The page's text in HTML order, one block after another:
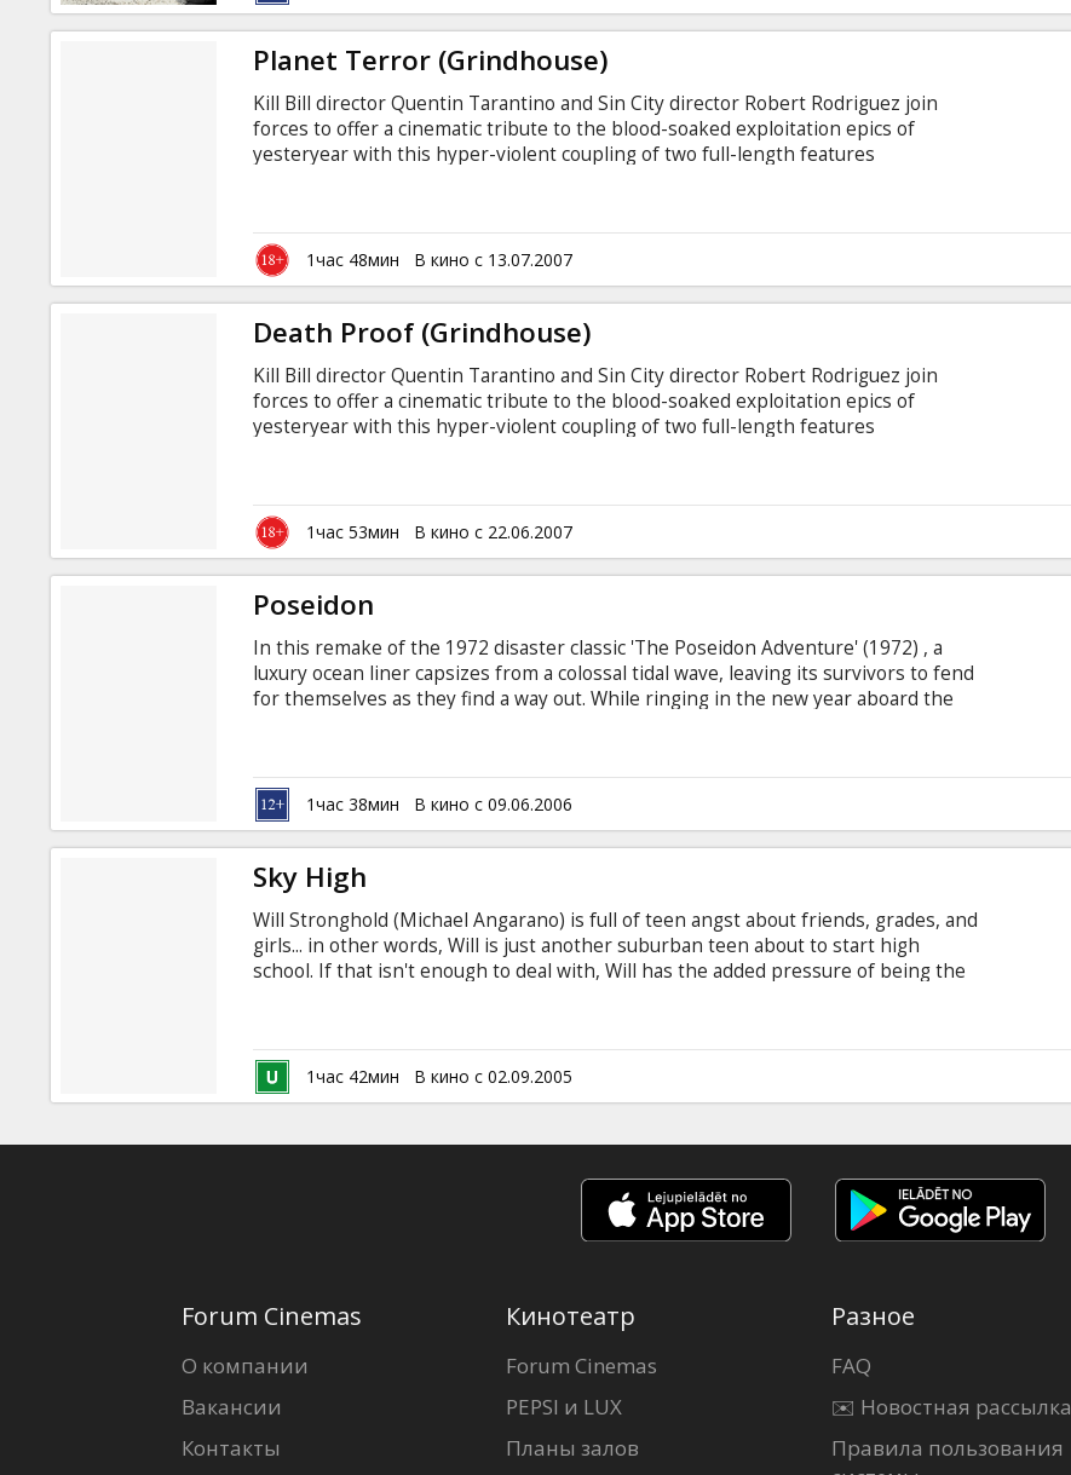
Planet Terror (Grindhouse)
Kill Bill director Quentin Tarantino and Sin City director Robert Rodriguez join
forces to offer a cinematic tribute to the blood-soaked exploitation epics of
yesteryear with this hyper-violent coupling of two full-length features
ravenous army of zombie-like humanoids who have taken control of the planet
and the remaining survivors who refuse to go down without a fight.
1час 48мин В кино с 13.07.2007
Death Proof (Grindhouse)
Kill Bill director Quentin Tarantino and Sin City director Robert Rodriguez join
forces to offer a cinematic tribute to the blood-soaked exploitation epics of
yesteryear with this hyper-violent coupling of two full-length features
ravenous army of zombie-like humanoids who have taken control of the planet
and the remaining survivors who refuse to go down without a fight.
1час 53мин В кино с 22.06.2007
Poseidon
In this remake of the 1972 disaster classic 'The Poseidon Adventure' (1972) , a
luxury ocean liner capsizes from a colossal tidal wave, leaving its survivors to fend
for themselves as they find a way out. While ringing in the new year aboard the
deepest bowels of the ship, now at the top, if they are going to have any chance
of getting out.
1час 38мин В кино с 09.06.2006
Sky High
Will Stronghold (Michael Angarano) is full of teen angst about friends, grades, and
girls... in other words, Will is just another suburban teen about to start high
school. If that isn't enough to deal with, Will has the added pressure of being the
today's power-gifted students into tomorrow's superheroes. The only problem…
Will is starting his freshman year without any super powers of his own.
1час 42мин В кино с 02.09.2005
Forum Cinemas
О компании
Вакансии
Контакты
Кинотеатр
Forum Cinemas
PEPSI и LUX
Планы залов
Разное
FAQ
✉️ Новостная рассылка
Правила пользования